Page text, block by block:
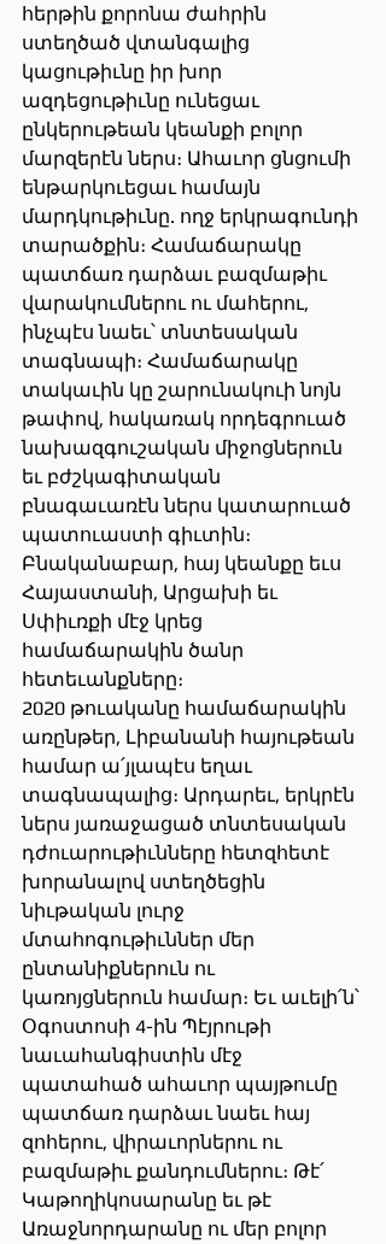
հերթին քորոնա ժահրին
ստեղծած վտանգալից
կացութիւնը իր խոր
ազդեցութիւնը ունեցաւ
ընկերութեան կեանքի բոլոր
մարզերէն ներս։ Ահաւոր ցնցումի
ենթարկուեցաւ համայն
մարդկութիւնը. ողջ երկրագունդի
տարածքին։ Համաճարակը
պատճառ դարձաւ բազմաթիւ
վարակումներու ու մահերու,
ինչպէս նաեւ՝ տնտեսական
տագնապի։ Համաճարակը
տակաւին կը շարունակուի նոյն
թափով, հակառակ որդեգրուած
նախազգուշական միջոցներուն
եւ բժշկագիտական
բնագաւառէն ներս կատարուած
պատուաստի գիւտին։
Բնականաբար, հայ կեանքը եւս
Հայաստանի, Արցախի եւ
Սփիւռքի մէջ կրեց
համաճարակին ծանր
հետեւանքները։
2020 թուականը համաճարակին
առընթեր, Լիբանանի հայութեան
համար ա՛յլապէս եղաւ
տագնապալից։ Արդարեւ, երկրէն
ներս յառաջացած տնտեսական
դժուարութիւնները հետզհետէ
խորանալով ստեղծեցին
նիւթական լուրջ
մտահոգութիւններ մեր
ընտանիքներուն ու
կառոյցներուն համար։ Եւ աւելի՛ն՝
Օգոստոսի 4-ին Պէյրութի
նաւահանգիստին մէջ
պատահած ահաւոր պայթումը
պատճառ դարձաւ նաեւ հայ
զոհերու, վիրաւորներու ու
բազմաթիւ քանդումներու։ Թէ՛
Կաթողիկոսարանը եւ թէ
Առաջնորդարանը ու մեր բոլոր